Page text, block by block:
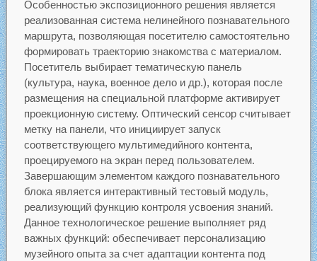
Особенностью экспозиционного решения является
реализованная система нелинейного познавательного
маршрута, позволяющая посетителю самостоятельно
формировать траекторию знакомства с материалом.
Посетитель выбирает тематическую панель
(культура, наука, военное дело и др.), которая после
размещения на специальной платформе активирует
проекционную систему. Оптический сенсор считывает
метку на панели, что инициирует запуск
соответствующего мультимедийного контента,
проецируемого на экран перед пользователем.
Завершающим элементом каждого познавательного
блока является интерактивный тестовый модуль,
реализующий функцию контроля усвоения знаний.
Данное технологическое решение выполняет ряд
важных функций: обеспечивает персонализацию
музейного опыта за счет адаптации контента под